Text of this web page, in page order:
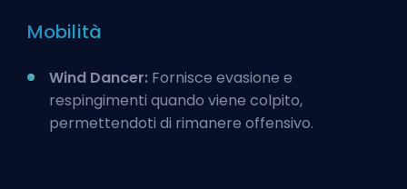
Mobilità
Wind Dancer: Fornisce evasione e
respingimenti quando viene colpito,
permettendoti di rimanere offensivo.